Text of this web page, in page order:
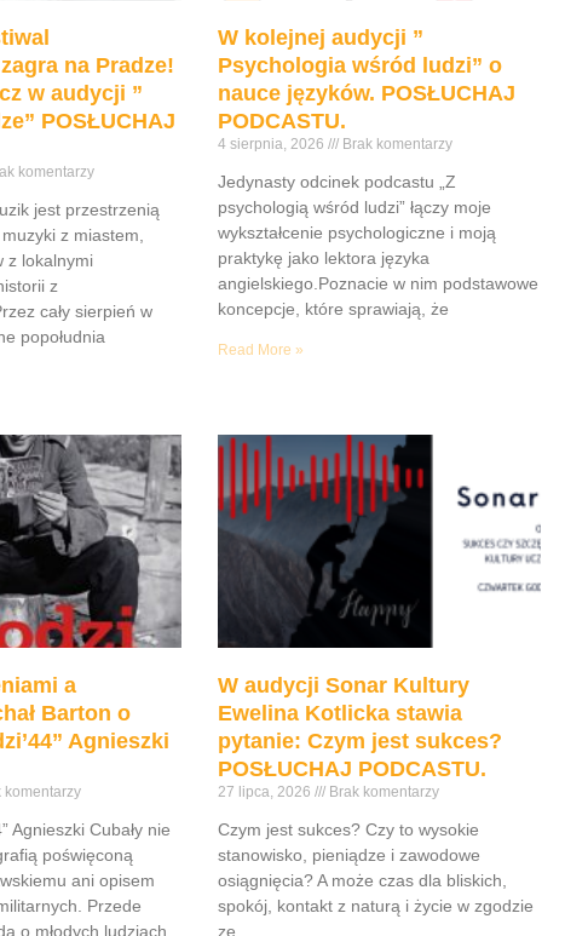
na Pradze!
w audycji ”
POSŁUCHAJ
komentarzy
jest przestrzenią
z miastem,
z lokalnymi
z
cały sierpień w
popołudnia
W kolejnej audycji ”
Psychologia wśród ludzi” o
nauce języków. POSŁUCHAJ
PODCASTU.
4 sierpnia, 2026 Brak komentarzy
Jedynasty odcinek podcastu „Z
psychologią wśród ludzi” łączy moje
wykształcenie psychologiczne i moją
praktykę jako lektora języka
angielskiego.Poznacie w nim podstawowe
koncepcje, które sprawiają, że
Read More »
a
Barton o
Agnieszki
Agnieszki Cubały nie
poświęconą
ani opisem
Przede
o młodych ludziach,
W audycji Sonar Kultury
Ewelina Kotlicka stawia
pytanie: Czym jest sukces?
POSŁUCHAJ PODCASTU.
27 lipca, 2026 Brak komentarzy
Czym jest sukces? Czy to wysokie
stanowisko, pieniądze i zawodowe
osiągnięcia? A może czas dla bliskich,
spokój, kontakt z naturą i życie w zgodzie
ze